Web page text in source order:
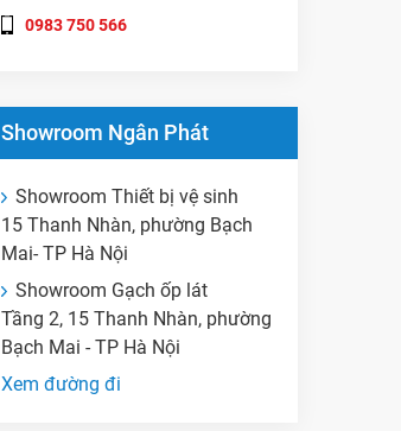
0983 750 566
Showroom Ngân Phát
Showroom Thiết bị vệ sinh
15 Thanh Nhàn, phường Bạch
Mai- TP Hà Nội
Showroom Gạch ốp lát
Tầng 2, 15 Thanh Nhàn, phường
Bạch Mai - TP Hà Nội
Xem đường đi